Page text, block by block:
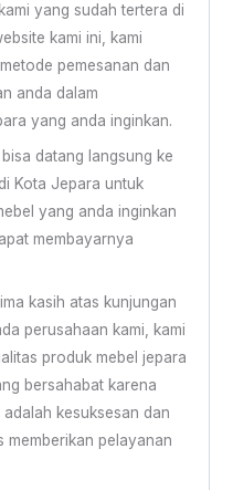
yang sudah tertera di
kami ini, kami
pemesanan dan
anda dalam
yang anda inginkan.
datang langsung ke
Kota Jepara untuk
yang anda inginkan
membayarnya
kasih atas kunjungan
perusahaan kami, kami
produk mebel jepara
bersahabat karena
kesuksesan dan
memberikan pelayanan